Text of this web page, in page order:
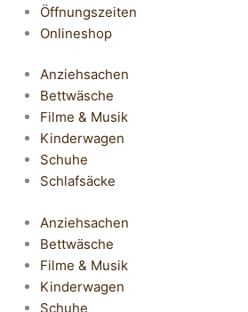
Öffnungszeiten
Onlineshop
Anziehsachen
Bettwäsche
Filme & Musik
Kinderwagen
Schuhe
Schlafsäcke
Anziehsachen
Bettwäsche
Filme & Musik
Kinderwagen
Schuhe